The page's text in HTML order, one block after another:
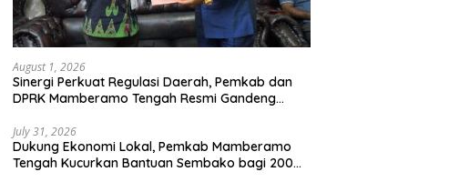
August 1, 2026
Sinergi Perkuat Regulasi Daerah, Pemkab dan
DPRK Mamberamo Tengah Resmi Gandeng
July 31, 2026
Dukung Ekonomi Lokal, Pemkab Mamberamo
Tengah Kucurkan Bantuan Sembako bagi 200